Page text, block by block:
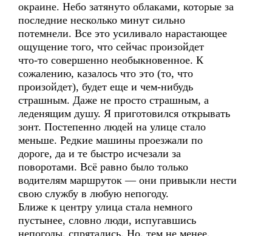
окраине. Небо затянуто облаками, которые за
последние несколько минут сильно
потемнели. Все это усиливало нарастающее
ощущение того, что сейчас произойдет
что-то совершенно необыкновенное. К
сожалению, казалось что это (то, что
произойдет), будет еще и чем-нибудь
страшным. Даже не просто страшным, а
леденящим душу. Я приготовился открывать
зонт. Постепенно людей на улице стало
меньше. Редкие машины проезжали по
дороге, да и те быстро исчезали за
поворотами. Всё равно было только
водителям маршруток — они привыкли нести
свою службу в любую непогоду.
Ближе к центру улица стала немного
пустынее, словно люди, испугавшись
непогоды, спрятались. Но, тем не менее,